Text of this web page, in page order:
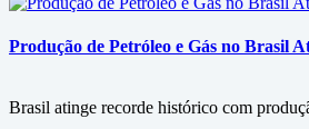
Produção de Petróleo e Gás no Brasil
Brasil atinge recorde histórico com